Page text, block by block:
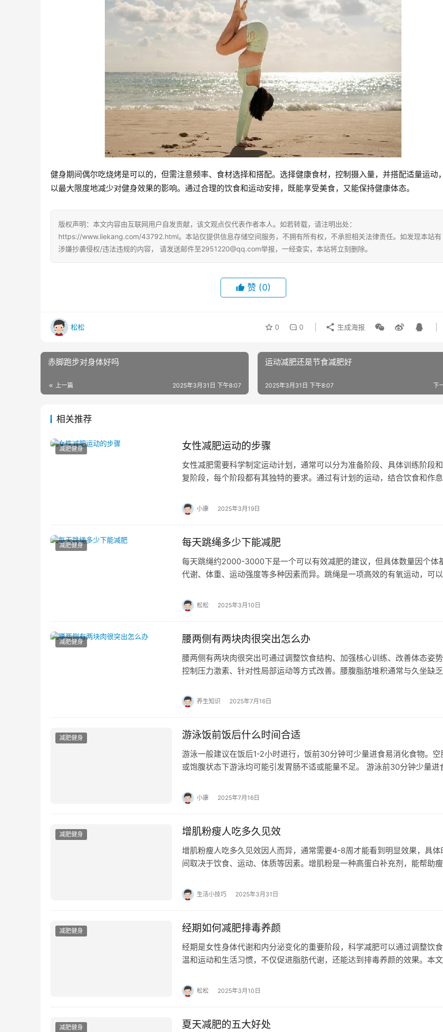
健身期间偶尔吃烧烤是可以的，但需注意频率、食材选择和搭配。选择健康食材，控制摄入量，并搭配适量运动
以最大限度地减少对健身效果的影响。通过合理的饮食和运动安排，既能享受美食，又能保持健康体态。
版权声明：本文内容由互联网用户自发贡献，该文观点仅代表作者本人。如若转载，请注明出处：
https://www.liekang.com/43792.html。本站仅提供信息存储空间服务，不拥有所有权，不承担相关法律责任。如发现本站有
涉嫌抄袭侵权/违法违规的内容， 请发送邮件至2951220@qq.com举报，一经查实，本站将立刻删除。
赞 (0)
松松 0 0 生成海报
赤脚跑步对身体好吗
上一篇 2025年3月31日 下午8:07
运动减肥还是节食减肥好
下
2025年3月31日 下午8:07
相关推荐
减肥健身 女性减肥运动的步骤
女性减肥需要科学制定运动计划，通常可以分为准备阶段、具体训练阶段
复阶段，每个阶段都有其独特的要求。通过有计划的运动，结合饮食和作息
小康 2025年3月19日
减肥健身 每天跳绳多少下能减肥
每天跳绳约2000-3000下是一个可以有效减肥的建议，但具体数量因个体
代谢、体重、运动强度等多种因素而异。跳绳是一项高效的有氧运动，可以
松松 2025年3月10日
减肥健身 腰两侧有两块肉很突出怎么办
腰两侧有两块肉很突出可通过调整饮食结构、加强核心训练、改善体态姿势
控制压力激素、针对性局部运动等方式改善。腰腹脂肪堆积通常与久坐缺乏
养生知识 2025年7月16日
减肥健身 游泳饭前饭后什么时间合适
游泳一般建议在饭后1-2小时进行，饭前30分钟可少量进食易消化食物。空
或饱腹状态下游泳均可能引发胃肠不适或能量不足。 游泳前30分钟少量进
小康 2025年7月16日
减肥健身 增肌粉瘦人吃多久见效
增肌粉瘦人吃多久见效因人而异，通常需要4-8周才能看到明显效果，具体
间取决于饮食、运动、体质等因素。增肌粉是一种高蛋白补充剂，能帮助瘦
生活小技巧 2025年3月31日
减肥健身 经期如何减肥排毒养颜
经期是女性身体代谢和内分泌变化的重要阶段，科学减肥可以通过调整饮食
温和运动和生活习惯，不仅促进脂肪代谢，还能达到排毒养颜的效果。本文
松松 2025年3月10日
减肥健身 夏天减肥的五大好处